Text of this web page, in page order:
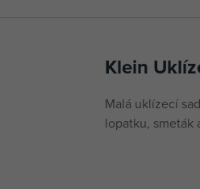
Klein
Malá uklízecí
lopatku, smeták